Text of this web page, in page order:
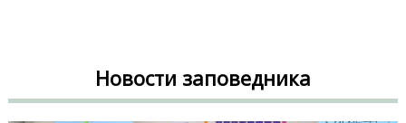
Новости заповедника